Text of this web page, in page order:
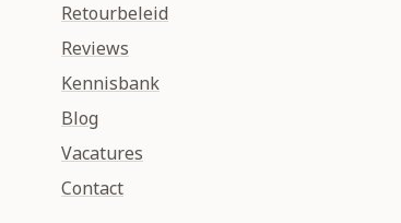
Retourbeleid
Reviews
Kennisbank
Blog
Vacatures
Contact